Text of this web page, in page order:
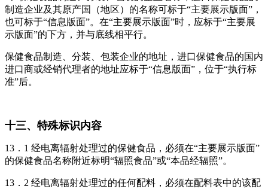
制造企业及其原产国（地区）的名称可标于“主要展示版面”，
也可标于“信息版面”。在“主要展示版面”时，应标于“主要展
示版面”的下方，并与底线相平行。
保健食品制造、分装、包装企业的地址，进口保健食品的国内
进口商或经销代理者的地址应标于“信息版面”，位于“执行标
准”后。
十三、特殊标识内容
13．1 经电离辐射处理过的保健食品，必须在“主要展示版面”
的保健食品名称附近标明“辐照食品”或“本品经辐照”。
13．2 经电离辐射处理过的任何配料，必须在配料表中的该配